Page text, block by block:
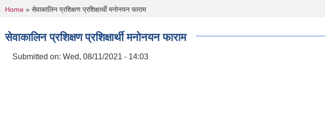
You are here
Home » सेवाकालिन प्रशिक्षण प्रशिक्षार्थी मनोनयन फाराम
सेवाकालिन प्रशिक्षण प्रशिक्षार्थी मनोनयन फाराम
Submitted on: Wed, 08/11/2021 - 14:03